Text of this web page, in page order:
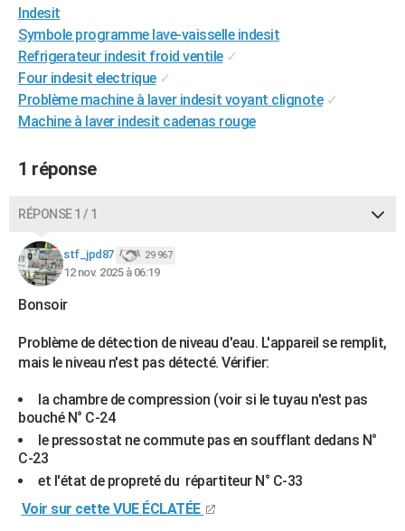
Destinations
City break
Voyage nature
Voyage de noces
Forum
Climat
+PHOTO
GUIDES D'ACHAT
BONS PLANS
CARTE DE VOEUX
Carte de Noël
Carte Bonne année
Carte Saint-Valentin
Carte Pâques
Carte d'anniversaire
DICTIONNAIRE
PROGRAMME TV
COPAINS D'AVANT
S'inscrire
Se connecter
Lycées
Collèges
Primaires
Universités
Entreprises
Service militaire
Avis de recherche
AVIS DE DÉCÈS
FORUM
Bricolage
Lifestyle
Culture
Sport
Auto
Television
Voyage
Cinema
Indesit
Symbole programme lave-vaisselle indesit
Refrigerateur indesit froid ventile ✓
Four indesit electrique ✓
Problème machine à laver indesit voyant clignote ✓
Machine à laver indesit cadenas rouge
1 réponse
RÉPONSE 1 / 1
stf_jpd87 29 967
12 nov. 2025 à 06:19
Bonsoir
Problème de détection de niveau d'eau. L'appareil se remplit,
mais le niveau n'est pas détecté. Vérifier:
la chambre de compression (voir si le tuyau n'est pas
bouché N° C-24
le pressostat ne commute pas en soufflant dedans N°
C-23
et l'état de propreté du répartiteur N° C-33
Voir sur cette VUE ÉCLATÉE